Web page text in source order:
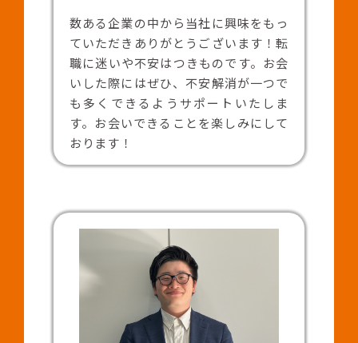
数ある企業の中から当社に興味をもっ
ていただきありがとうございます！転
職に迷いや不安はつきものです。お会
いした際にはぜひ、不安解消が一つで
も多くできるようサポートいたしま
す。お会いできることを楽しみにして
おります！